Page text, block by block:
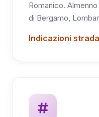
Romanico.
di Bergamo,
Indicazioni